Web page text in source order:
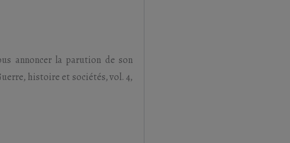
annoncer la parution de son
histoire et sociétés, vol. 4,